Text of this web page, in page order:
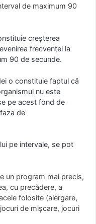
de maximum 90
creşterea
frecvenţei la
90 de secunde.
o constituie faptul că
nu este
pe acest fond de
de
pe intervale, se pot
un program mai precis,
cu precădere, a
folosite (alergare,
de mişcare, jocuri